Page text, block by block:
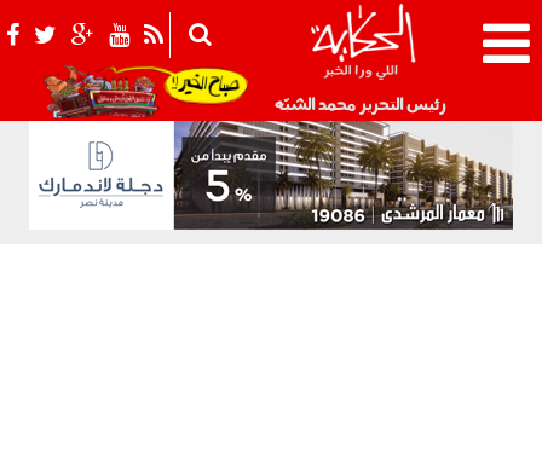
رئيس التحرير محمد الشبّه 021_2.png